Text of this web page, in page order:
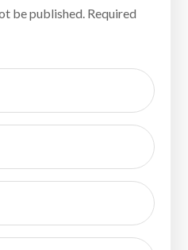
be published. Required